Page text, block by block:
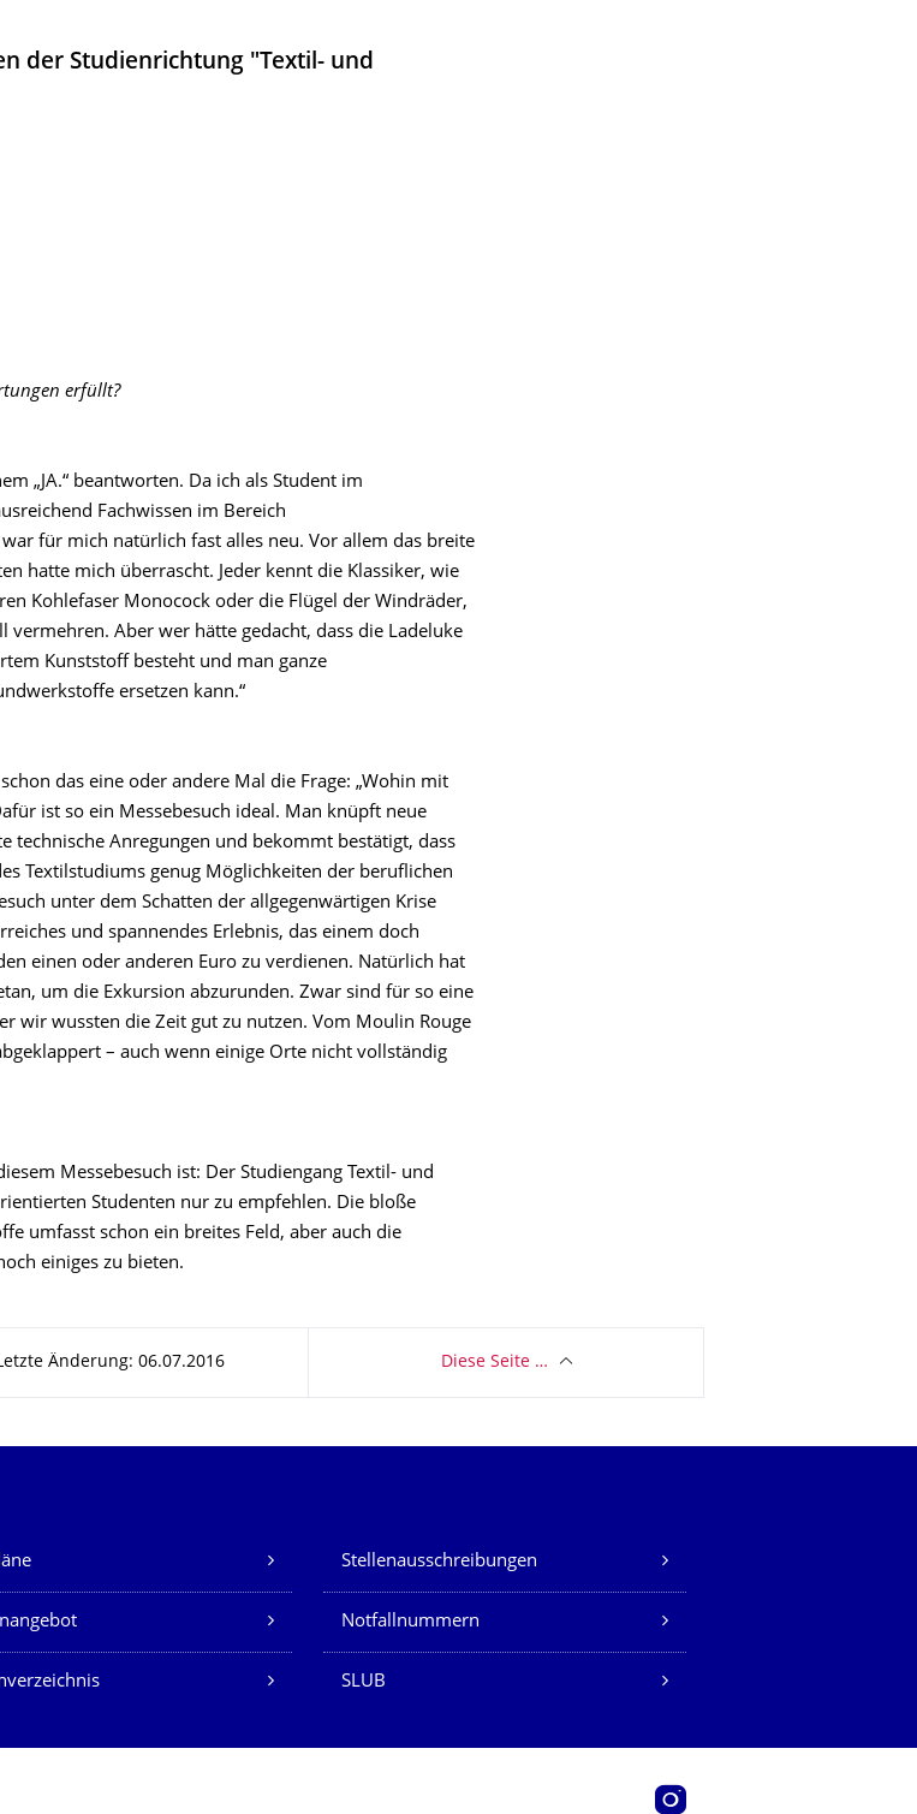
der Studienrichtung "Textil- und
erfüllt?
„JA.“ beantworten. Da ich als Student im
Fachwissen im Bereich
für mich natürlich fast alles neu. Vor allem das breite
hatte mich überrascht. Jeder kennt die Klassiker, wie
Kohlefaser Monocock oder die Flügel der Windräder,
vermehren. Aber wer hätte gedacht, dass die Ladeluke
Kunststoff besteht und man ganze
ersetzen kann.“
das eine oder andere Mal die Frage: „Wohin mit
ist so ein Messebesuch ideal. Man knüpft neue
technische Anregungen und bekommt bestätigt, dass
Textilstudiums genug Möglichkeiten der beruflichen
unter dem Schatten der allgegenwärtigen Krise
und spannendes Erlebnis, das einem doch
einen oder anderen Euro zu verdienen. Natürlich hat
um die Exkursion abzurunden. Zwar sind für so eine
wir wussten die Zeit gut zu nutzen. Vom Moulin Rouge
– auch wenn einige Orte nicht vollständig
Messebesuch ist: Der Studiengang Textil- und
Studenten nur zu empfehlen. Die bloße
umfasst schon ein breites Feld, aber auch die
einiges zu bieten.
Änderung: 06.07.2016 Diese Seite …
Dienste
Stellenausschreibungen
Notfallnummern
SLUB
Instagram